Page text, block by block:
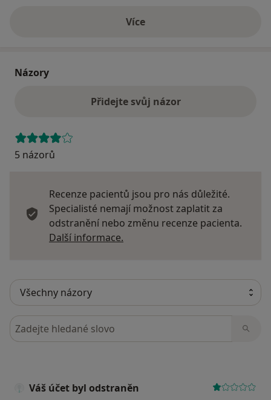
Víceo adrese
Názory
Přidejte svůj názor
5 názorů
Recenze pacientů jsou pro nás důležité.
Specialisté nemají možnost zaplatit za
odstranění nebo změnu recenze pacienta.
Další informace.
Hledejte v názorech
Váš účet byl odstraněn